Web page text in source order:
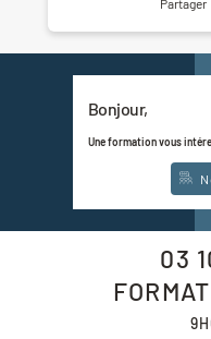
Bonjour,
Une formation vous
03